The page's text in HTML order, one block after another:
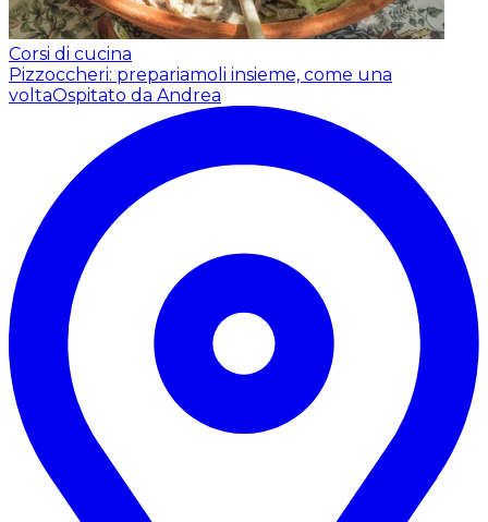
Corsi di cucina
Pizzoccheri: prepariamoli insieme, come una
voltaOspitato da Andrea